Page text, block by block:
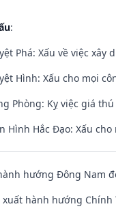
:
Phá: Xấu về việc xây
Hình: Xấu cho mọi
Phòng: Kỵ việc giá
Hình Hắc Đạo: Xấu cho
hướng Đông Nam
xuất hành hướng Chính